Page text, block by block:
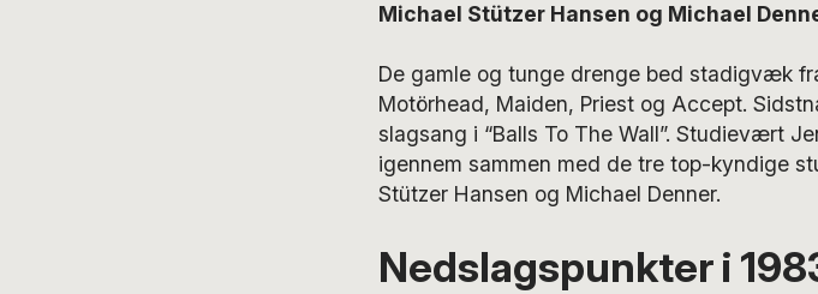
Michael Stützer Hansen og Michael
De gamle og tunge drenge bed stadigvæk
Motörhead, Maiden, Priest og Accept.
slagsang i “Balls To The Wall”. Studievært
igennem sammen med de tre top-kyndige
Stützer Hansen og Michael Denner.
Nedslagspunkter i